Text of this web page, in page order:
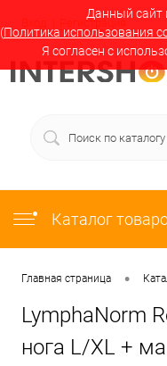
Данный сайт
(Политика использования
Я согласен с
Вход Регистрация
Каталог
Главная страница •
LymphaNorm
нога L/XL +